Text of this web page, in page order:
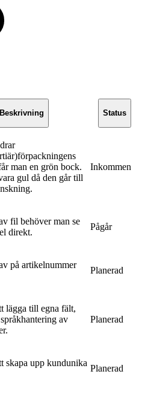
Beskrivning Status
man en grön bock.
gul då den går till
Inkommen
fil behöver man se
direkt.
Pågår
på artikelnummer
Planerad
lägga till egna fält,
av
Planerad
skapa upp kundunika
Planerad